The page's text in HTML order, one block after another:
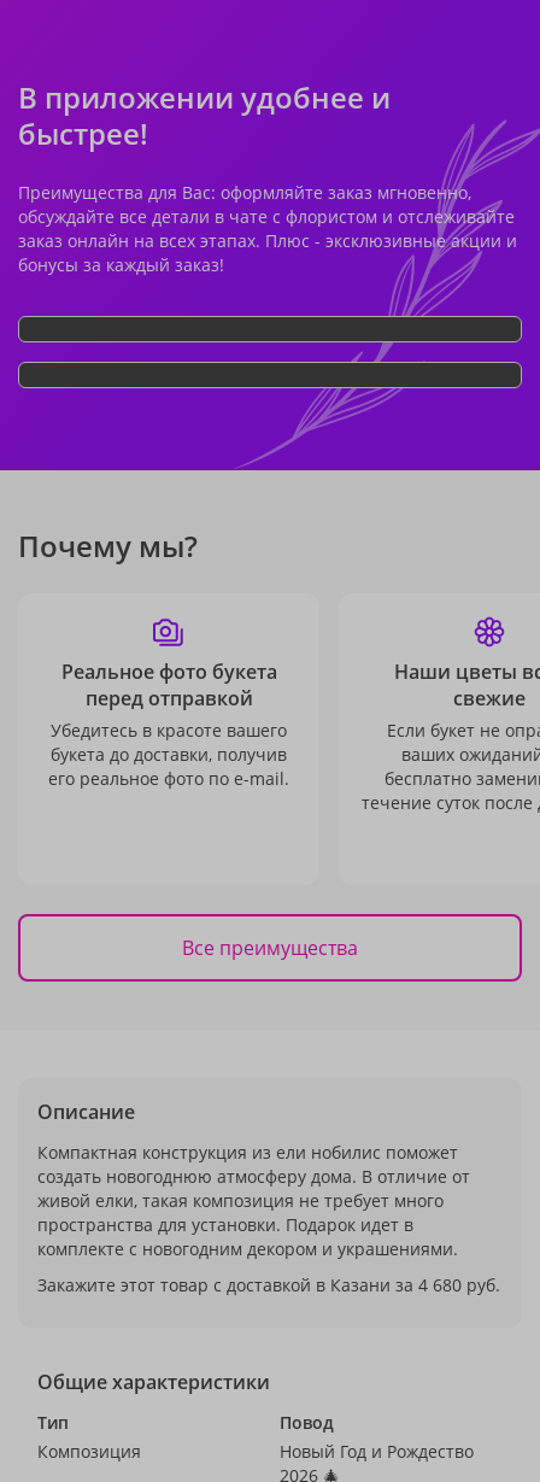
В приложении удобнее и
быстрее!
Преимущества для Вас: оформляйте заказ мгновенно,
обсуждайте все детали в чате с флористом и отслеживайте
заказ онлайн на всех этапах. Плюс - эксклюзивные акции и
бонусы за каждый заказ!
Почему мы?
Реальное фото букета
перед отправкой
Убедитесь в красоте вашего
букета до доставки, получив
его реальное фото по e-mail.
Наши цветы
свежие
Если букет не
ваших
бесплатно
течение суток после
Все преимущества
Описание
Компактная конструкция из ели нобилис поможет
создать новогоднюю атмосферу дома. В отличие от
живой елки, такая композиция не требует много
пространства для установки. Подарок идет в
комплекте с новогодним декором и украшениями.
Закажите этот товар с доставкой в Казани за 4 680 руб.
Общие характеристики
Тип
Композиция
Повод
Новый Год и Рождество
2026 🎄